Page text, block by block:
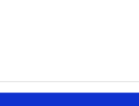
erfahren über